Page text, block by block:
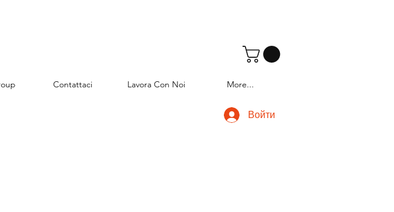
Contattaci Lavora Con Noi More...
Войти